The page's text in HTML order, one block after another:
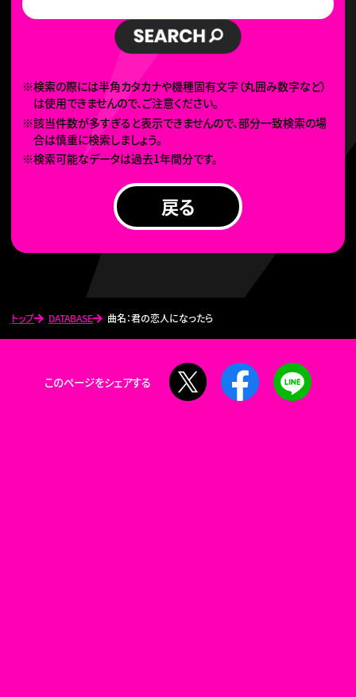
トップ DATABASE 曲名：君の恋人になったら
※検索の際には半角カタカナや機種固有文字（丸囲み数字など）
は使用できませんので、ご注意ください。
※該当件数が多すぎると表示できませんので、部分一致検索の場
合は慎重に検索しましょう。
※検索可能なデータは過去1年間分です。
戻る
このページをシェアする
Facebook